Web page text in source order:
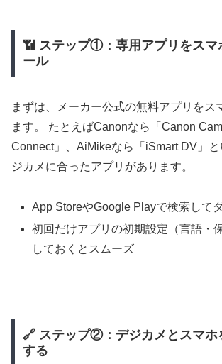
📶 ステップ①：専用アプリをスマ
ール
まずは、メーカー公式の無料アプリをス
ます。 たとえばCanonなら「Canon
Connect」、AiMikeなら「iSmart DV」
ジカメに合ったアプリがあります。
App StoreやGoogle Playで検索して
初回だけアプリの初期設定（言語・
しておくとスムーズ
🔗 ステップ②：デジカメとスマホ
する